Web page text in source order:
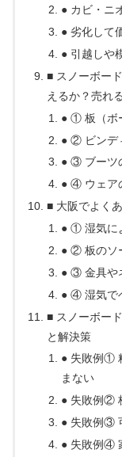
● カビ・ニ
● 劣化して
● 引越しや
■ スノーボー
えるか？売れ
● ① 板（ボ
● ② ビンデ
● ③ ブーツ
● ④ ウェア
■ 大阪でよく
● ① 湿気に
● ② 板のソ
● ③ 金具や
● ④ 湿気で
■ スノーボー
と解決策
● 失敗例①
まない
● 失敗例②
● 失敗例③
● 失敗例④